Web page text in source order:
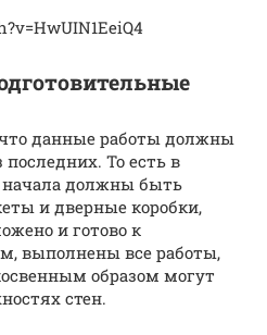
что данные работы должны
То есть в
начала должны быть
и дверные коробки,
и готово к
выполнены все работы,
образом могут
стен.